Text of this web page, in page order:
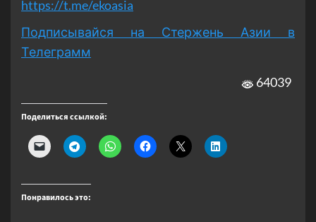
https://t.me/ekoasia
Подписывайся на Стержень Азии в
Телеграмм
64039
Поделиться ссылкой:
Понравилось это: